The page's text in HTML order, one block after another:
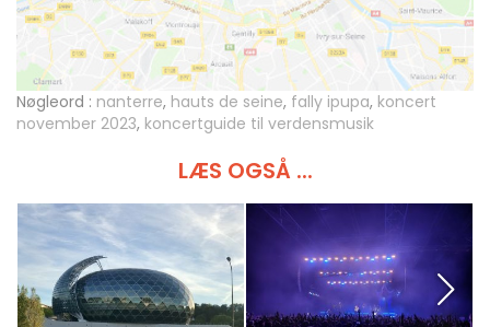
Nøgleord : nanterre, hauts de seine, fally ipupa, koncert
november 2023, koncertguide til verdensmusik
LÆS OGSÅ ...